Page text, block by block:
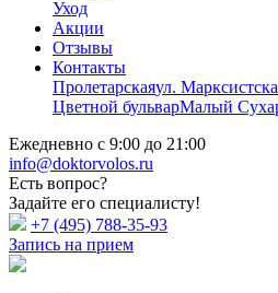
Уход
Акции
Отзывы
Контакты
Пролетарскаяул.
Цветной бульварМалый
Ежедневно с 9:00 до 21:00
info@doktorvolos.ru
Есть вопрос?
Задайте его специалисту!
+7 (495) 788-35-93
Запись на прием